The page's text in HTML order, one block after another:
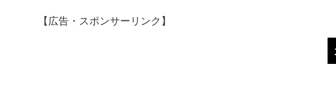
【広告・スポンサーリンク】